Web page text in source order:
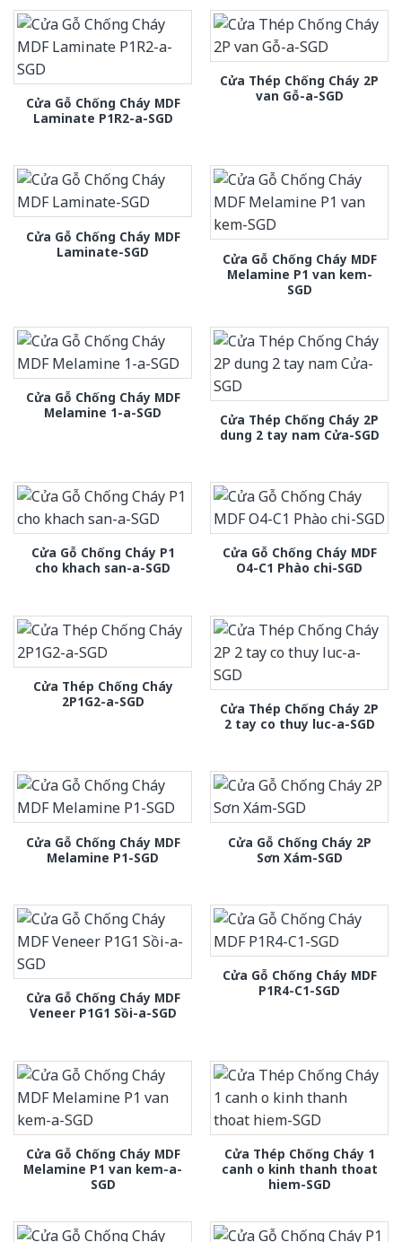
Cửa Gỗ Chống Cháy MDF
Laminate P1R2-a-SGD
Cửa Thép Chống Cháy 2P
van Gỗ-a-SGD
Cửa Gỗ Chống Cháy MDF
Laminate-SGD
Cửa Gỗ Chống Cháy MDF
Melamine P1 van kem-
SGD
Cửa Gỗ Chống Cháy MDF
Melamine 1-a-SGD
Cửa Thép Chống Cháy 2P
dung 2 tay nam Cửa-SGD
Cửa Gỗ Chống Cháy P1
cho khach san-a-SGD
Cửa Gỗ Chống Cháy MDF
O4-C1 Phào chi-SGD
Cửa Thép Chống Cháy
2P1G2-a-SGD
Cửa Thép Chống Cháy 2P
2 tay co thuy luc-a-SGD
Cửa Gỗ Chống Cháy MDF
Melamine P1-SGD
Cửa Gỗ Chống Cháy 2P
Sơn Xám-SGD
Cửa Gỗ Chống Cháy MDF
Veneer P1G1 Sồi-a-SGD
Cửa Gỗ Chống Cháy MDF
P1R4-C1-SGD
Cửa Gỗ Chống Cháy MDF
Melamine P1 van kem-a-
SGD
Cửa Thép Chống Cháy 1
canh o kinh thanh thoat
hiem-SGD